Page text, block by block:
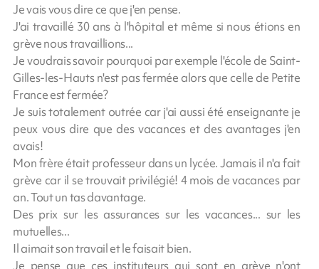
Je vais vous dire ce que j'en pense.
J'ai travaillé 30 ans à l'hôpital et même si nous étions en
grève nous travaillions...
Je voudrais savoir pourquoi par exemple l'école de Saint-
Gilles-les-Hauts n'est pas fermée alors que celle de Petite
France est fermée?
Je suis totalement outrée car j'ai aussi été enseignante je
peux vous dire que des vacances et des avantages j'en
avais!
Mon frère était professeur dans un lycée. Jamais il n'a fait
grève car il se trouvait privilégié! 4 mois de vacances par
an. Tout un tas davantage.
Des prix sur les assurances sur les vacances... sur les
mutuelles...
Il aimait son travail et le faisait bien.
Je pense que ces instituteurs qui sont en grève n'ont